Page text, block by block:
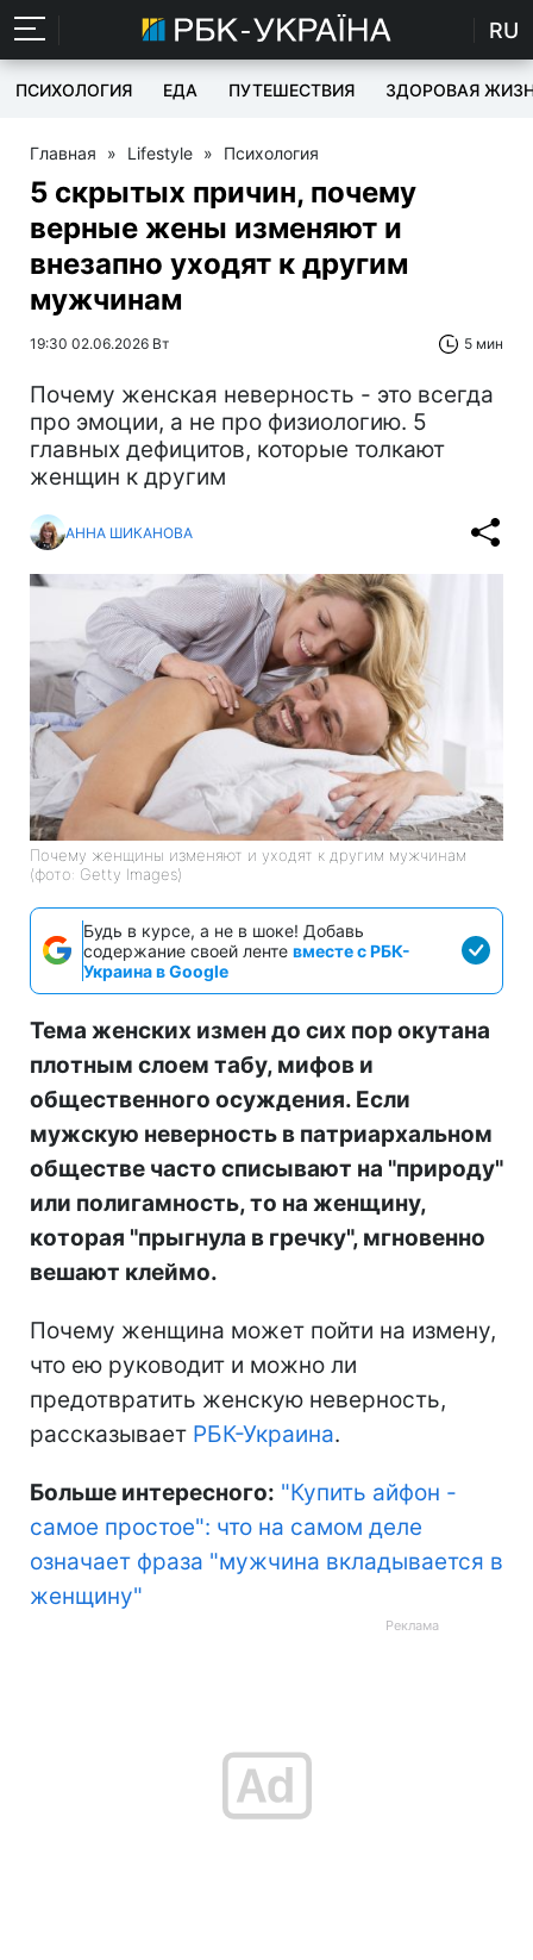
RU
ПСИХОЛОГИЯ ЕДА ПУТЕШЕСТВИЯ ЗДОРОВАЯ
Главная » Lifestyle » Психология
5 скрытых причин, почему
верные жены изменяют и
внезапно уходят к другим
мужчинам
19:30 02.06.2026 Вт 5 мин
Почему женская неверность - это всегда
про эмоции, а не про физиологию. 5
главных дефицитов, которые толкают
женщин к другим
АННА ШИКАНОВА
Почему женщины изменяют и уходят к другим мужчинам
(фото: Getty Images)
Будь в курсе, а не в шоке! Добавь
содержание своей ленте вместе с РБК-
Украина в Google
Тема женских измен до сих пор окутана
плотным слоем табу, мифов и
общественного осуждения. Если
мужскую неверность в патриархальном
обществе часто списывают на "природу"
или полигамность, то на женщину,
которая "прыгнула в гречку", мгновенно
вешают клеймо.
Почему женщина может пойти на измену,
что ею руководит и можно ли
предотвратить женскую неверность,
рассказывает РБК-Украина.
Больше интересного: "Купить айфон -
самое простое": что на самом деле
означает фраза "мужчина вкладывается в
женщину"